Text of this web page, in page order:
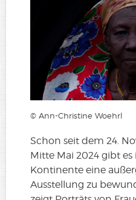
© Ann-Christine Woehrl
Schon seit dem 24.
Mitte Mai 2024 gibt
Kontinente eine
Ausstellung zu